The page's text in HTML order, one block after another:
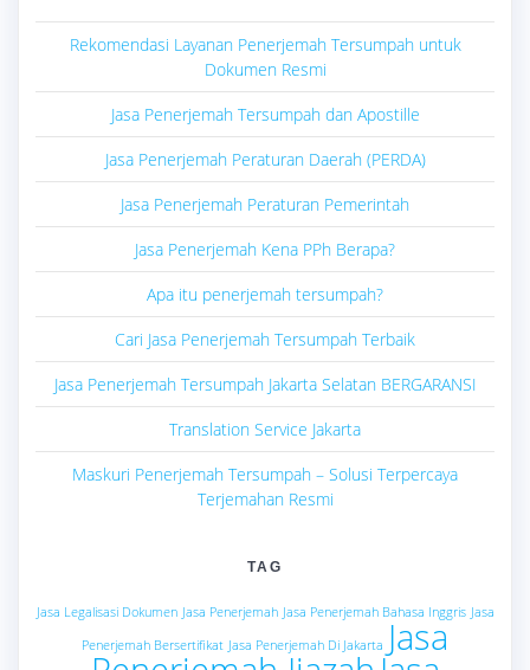
Rekomendasi Layanan Penerjemah Tersumpah untuk
Dokumen Resmi
Jasa Penerjemah Tersumpah dan Apostille
Jasa Penerjemah Peraturan Daerah (PERDA)
Jasa Penerjemah Peraturan Pemerintah
Jasa Penerjemah Kena PPh Berapa?
Apa itu penerjemah tersumpah?
Cari Jasa Penerjemah Tersumpah Terbaik
Jasa Penerjemah Tersumpah Jakarta Selatan BERGARANSI
Translation Service Jakarta
Maskuri Penerjemah Tersumpah – Solusi Terpercaya
Terjemahan Resmi
TAG
Jasa Legalisasi Dokumen Jasa Penerjemah Jasa Penerjemah Bahasa Inggris Jasa
Penerjemah Bersertifikat Jasa Penerjemah Di Jakarta Jasa